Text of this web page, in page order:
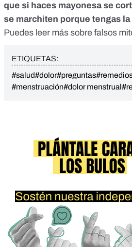
que si haces mayonesa se
se marchiten porque tengas
Puedes leer más sobre falsos
ETIQUETAS:
#salud#dolor#preguntas
#menstruación#dolor menstrual